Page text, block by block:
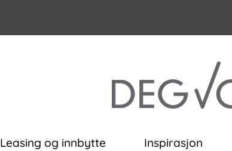
Leasing og innbytte Inspirasjon